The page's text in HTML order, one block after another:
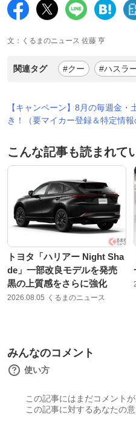
文：くるまのニュース 佐藤 亨
関連タグ #クー #ハスラ
【キャンペーン】8月の毎週金・
き！（要マイカー登録＆特定情報
こんな記事も読まれて
トヨタ「ハリアー Night Sha
de」一部改良モデルを発売
黒の上質感をさらに強化
2026.08.05 くるまのニュース
みんなのコメント
使い方
この記事にはまだコメントが
この記事に対するあなたの